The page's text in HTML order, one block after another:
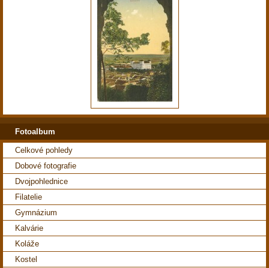
Fotoalbum
Celkové pohledy
Dobové fotografie
Dvojpohlednice
Filatelie
Gymnázium
Kalvárie
Koláže
Kostel